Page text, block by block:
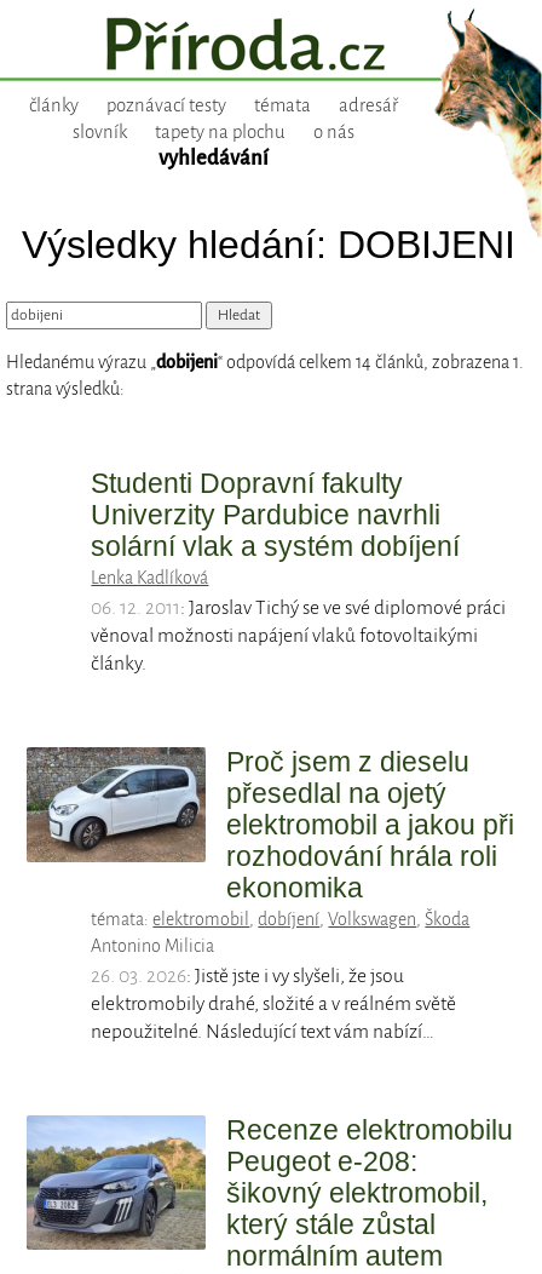
články poznávací testy témata
adresář
slovník
tapety na plochu o nás
vyhledávání
Výsledky hledání: DOBIJENI
Hledanému výrazu „dobijeni“ odpovídá celkem 14 článků, zobrazena 1.
strana výsledků:
Studenti Dopravní fakulty
Univerzity Pardubice navrhli
solární vlak a systém dobíjení
Lenka Kadlíková
06. 12. 2011: Jaroslav Tichý se ve své diplomové práci
věnoval možnosti napájení vlaků fotovoltaikými
články.
Proč jsem z dieselu
přesedlal na ojetý
elektromobil a jakou při
rozhodování hrála roli
ekonomika
témata:elektromobil ,dobíjení,Volkswagen,Škoda
Antonino Milicia
26. 03. 2026: Jistě jste i vy slyšeli, že jsou
elektromobily drahé, složité a v reálném světě
nepoužitelné. Následující text vám nabízí…
Recenze elektromobilu
Peugeot e-208:
šikovný elektromobil,
který stále zůstal
normálním autem